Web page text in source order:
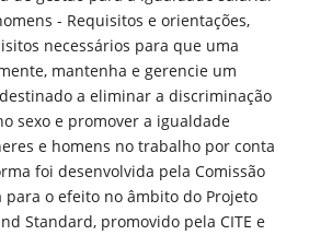
- Requisitos e orientações,
necessários para que uma
mantenha e gerencie um
a eliminar a discriminação
sexo e promover a igualdade
e homens no trabalho por conta
foi desenvolvida pela Comissão
para o efeito no âmbito do Projeto
Standard, promovido pela CITE e